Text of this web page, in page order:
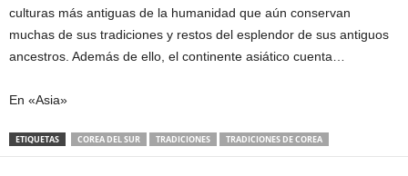
culturas más antiguas de la humanidad que aún conservan
muchas de sus tradiciones y restos del esplendor de sus antiguos
ancestros. Además de ello, el continente asiático cuenta…
En «Asia»
ETIQUETAS COREA DEL SUR TRADICIONES TRADICIONES DE COREA